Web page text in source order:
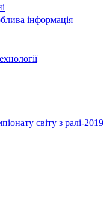
інформація
світу з ралі-2019